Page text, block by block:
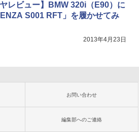
ヤレビュー】BMW 320i（E90）に
S001 RFT」を履かせてみ
2013年4月23日
お問い合わせ
編集部へのご連絡